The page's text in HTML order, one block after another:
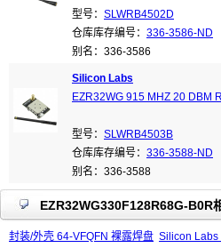
型号： SLWRB4502D
仓库库存编号： 336-3586-ND
别名：336-3586
Silicon Labs
EZR32WG 915 MHZ 20 DBM
型号： SLWRB4503B
仓库库存编号： 336-3588-ND
别名：336-3588
EZR32WG330F128R68G-B0R
封装/外壳 64-VFQFN 裸露焊盘 Silicon Labs